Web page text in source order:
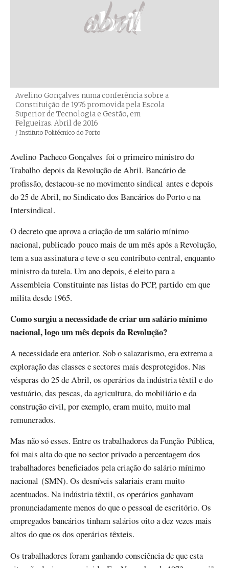
Avelino Gonçalves numa conferência sobre a
Constituição de 1976 promovida pela Escola
Superior de Tecnologia e Gestão, em
Felgueiras. Abril de 2016
Créditos
/ Instituto Politécnico do Porto
Avelino Pacheco Gonçalves foi o primeiro ministro do
Trabalho depois da Revolução de Abril. Bancário de
profissão, destacou-se no movimento sindical antes e depois
do 25 de Abril, no Sindicato dos Bancários do Porto e na
Intersindical.
O decreto que aprova a criação de um salário mínimo
nacional, publicado pouco mais de um mês após a Revolução,
tem a sua assinatura e teve o seu contributo central, enquanto
ministro da tutela. Um ano depois, é eleito para a
Assembleia Constituinte nas listas do PCP, partido em que
milita desde 1965.
Como surgiu a necessidade de criar um salário mínimo
nacional, logo um mês depois da Revolução?
A necessidade era anterior. Sob o salazarismo, era extrema a
exploração das classes e sectores mais desprotegidos. Nas
vésperas do 25 de Abril, os operários da indústria têxtil e do
vestuário, das pescas, da agricultura, do mobiliário e da
construção civil, por exemplo, eram muito, muito mal
remunerados.
Mas não só esses. Entre os trabalhadores da Função Pública,
foi mais alta do que no sector privado a percentagem dos
trabalhadores beneficiados pela criação do salário mínimo
nacional (SMN). Os desníveis salariais eram muito
acentuados. Na indústria têxtil, os operários ganhavam
pronunciadamente menos do que o pessoal de escritório. Os
empregados bancários tinham salários oito a dez vezes mais
altos do que os dos operários têxteis.
Os trabalhadores foram ganhando consciência de que esta